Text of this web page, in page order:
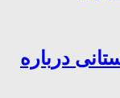
درباره